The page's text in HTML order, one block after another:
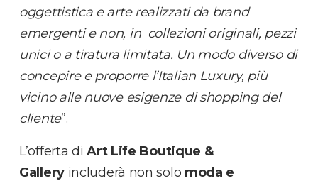
oggettistica e arte realizzati da brand
emergenti e non, in collezioni originali, pezzi
unici o a tiratura limitata. Un modo diverso di
concepire e proporre l’Italian Luxury, più
vicino alle nuove esigenze di shopping del
cliente”.
L’offerta diArt Life Boutique &
Gallery includerà non solo moda e